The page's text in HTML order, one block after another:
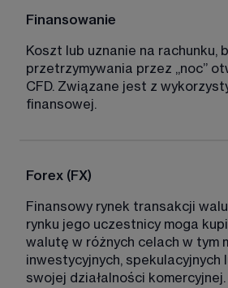
Finansowanie
Koszt lub uznanie na rachunku,
przetrzymywania przez „noc”
CFD. Związane jest z
finansowej.
Forex (FX)
Finansowy rynek transakcji
rynku jego uczestnicy moga
walutę w różnych celach w tym
inwestycyjnych, spekulacyjnych
swojej działalności komercyjnej.